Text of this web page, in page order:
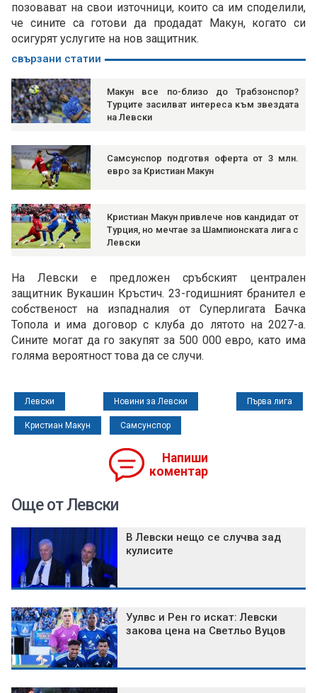
позовават на свои източници, които са им споделили,
че сините са готови да продадат Макун, когато си
осигурят услугите на нов защитник.
свързани статии
Макун все по-близо до Трабзонспор?
Турците засилват интереса към звездата
на Левски
Самсунспор подготвя оферта от 3 млн.
евро за Кристиан Макун
Кристиан Макун привлече нов кандидат от
Турция, но мечтае за Шампионската лига с
Левски
На Левски е предложен сръбският централен
защитник Вукашин Кръстич. 23-годишният бранител е
собственост на изпадналия от Суперлигата Бачка
Топола и има договор с клуба до лятото на 2027-а.
Сините могат да го закупят за 500 000 евро, като има
голяма вероятност това да се случи.
Левски Новини за Левски Първа лига
Кристиан Макун Самсунспор
Напиши
коментар
Още от Левски
В Левски нещо се случва зад
кулисите
Уулвс и Рен го искат: Левски
закова цена на Светльо Вуцов